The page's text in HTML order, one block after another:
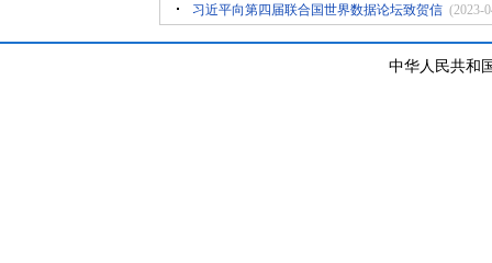
习近平向第四届联合国世界数据论坛致贺信 (2023-
中华人民共和